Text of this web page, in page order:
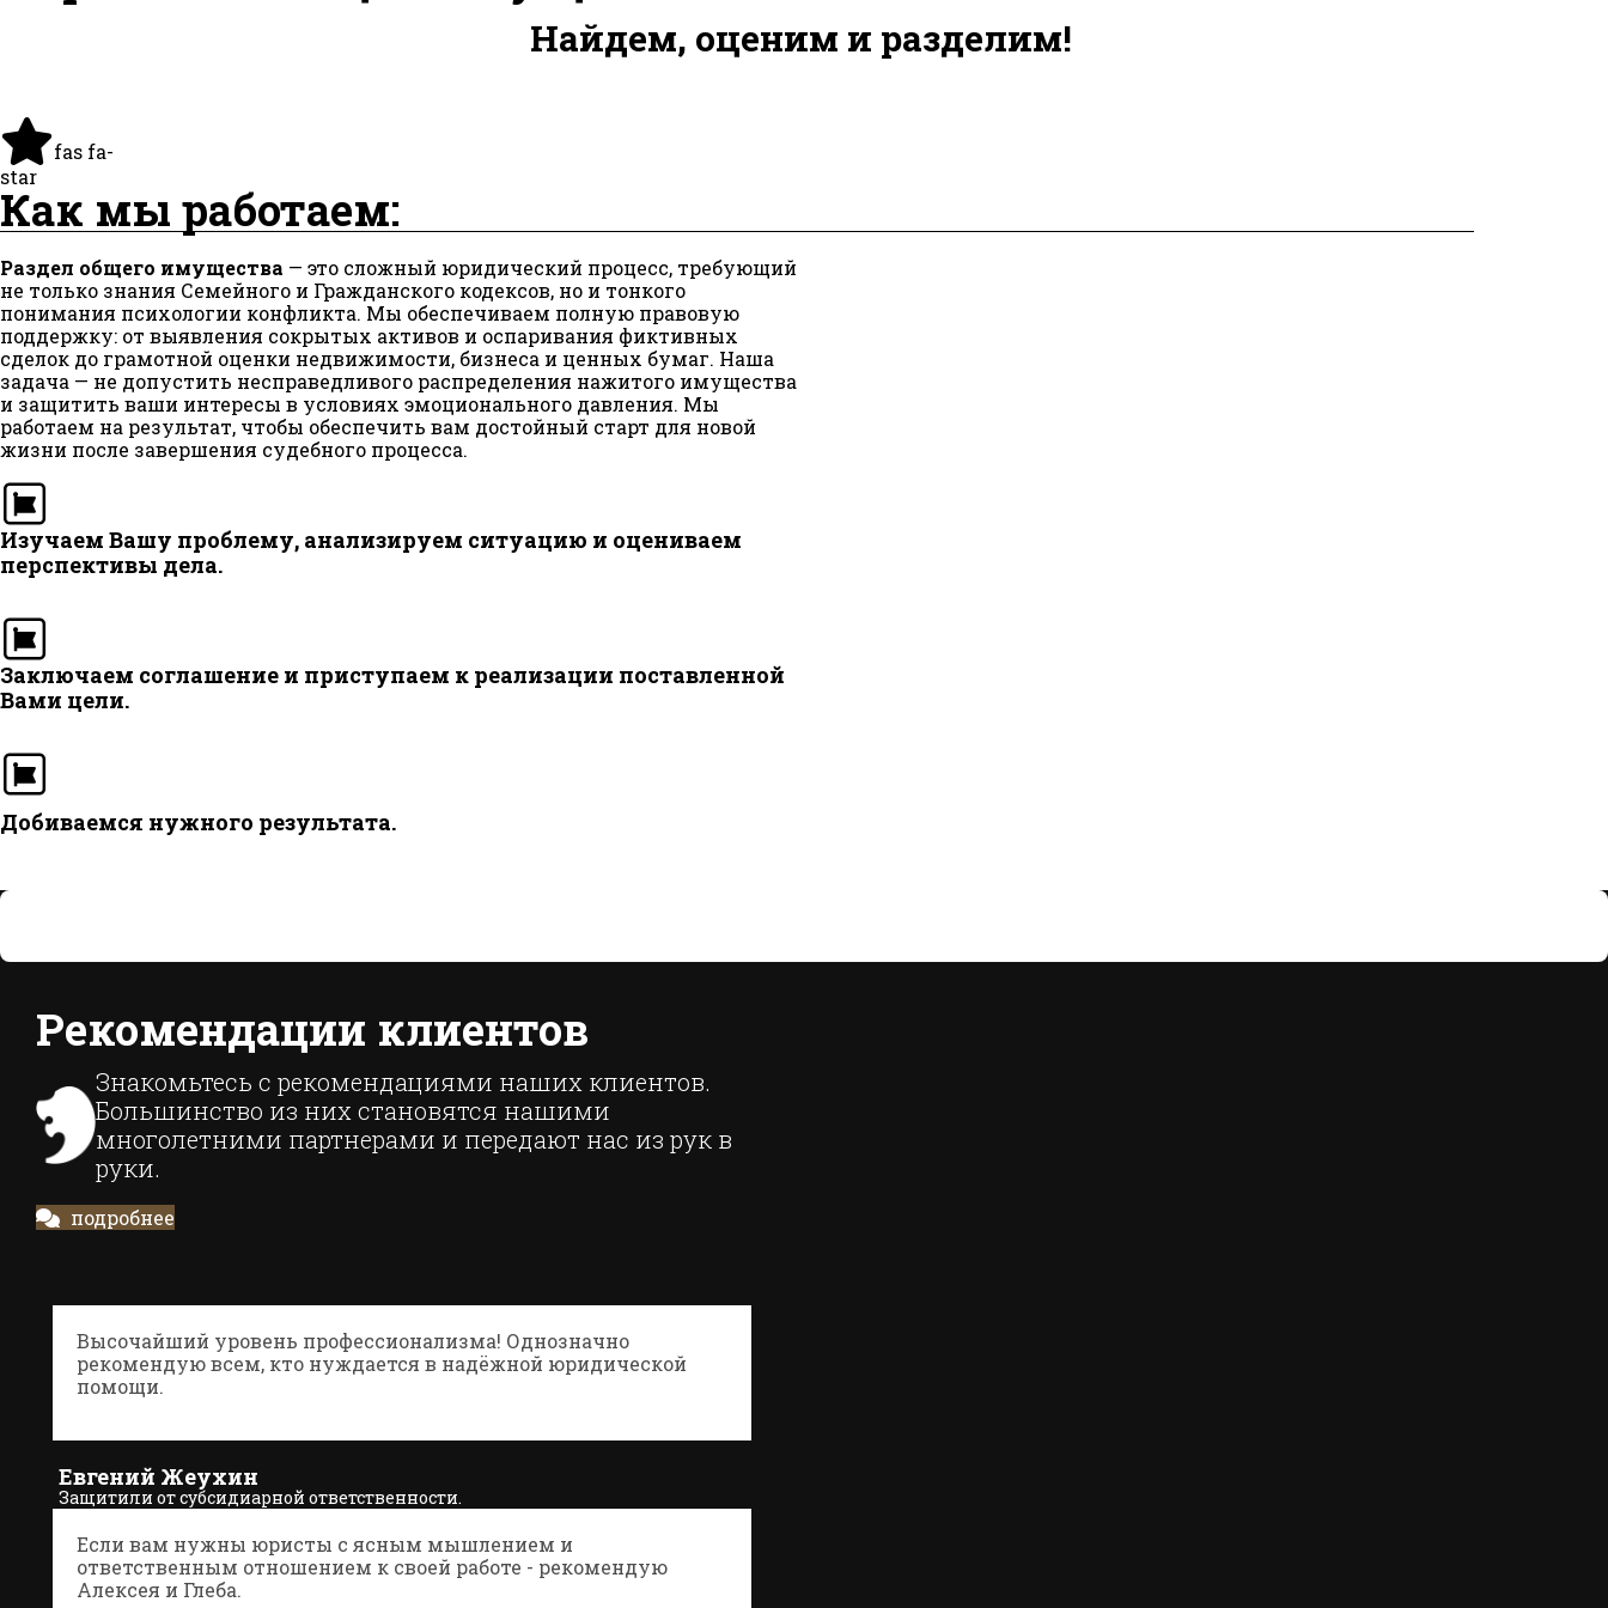
Найдем, оценим и разделим!
fas fa-
star
Как мы работаем:
Раздел общего имущества — это сложный юридический процесс, требующий
не только знания Семейного и Гражданского кодексов, но и тонкого
понимания психологии конфликта. Мы обеспечиваем полную правовую
поддержку: от выявления сокрытых активов и оспаривания фиктивных
сделок до грамотной оценки недвижимости, бизнеса и ценных бумаг. Наша
задача — не допустить несправедливого распределения нажитого имущества
и защитить ваши интересы в условиях эмоционального давления. Мы
работаем на результат, чтобы обеспечить вам достойный старт для новой
жизни после завершения судебного процесса.
Изучаем Вашу проблему, анализируем ситуацию и оцениваем
перспективы дела.
Заключаем соглашение и приступаем к реализации поставленной
Вами цели.
Добиваемся нужного результата.
Рекомендации клиентов
Знакомьтесь с рекомендациями наших клиентов.
Большинство из них становятся нашими
многолетними партнерами и передают нас из рук в
руки.
подробнее
Высочайший уровень профессионализма! Однозначно
рекомендую всем, кто нуждается в надёжной юридической
помощи.
Евгений Жеухин
Защитили от субсидиарной ответственности.
Дело А41-61088/2020
Если вам нужны юристы с ясным мышлением и
ответственным отношением к своей работе - рекомендую
Алексея и Глеба.